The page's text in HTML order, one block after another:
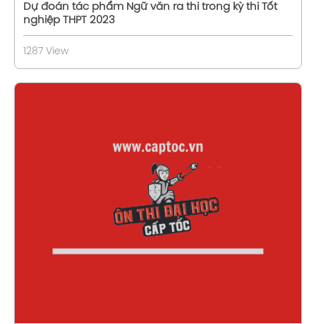
Dự đoán tác phẩm Ngữ văn ra thi trong kỳ thi Tốt
nghiệp THPT 2023
1287 View
Xem chi tiết